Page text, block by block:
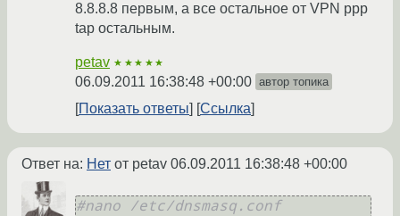
8.8.8.8 первым, а все остальное от VPN ppp
tap остальным.
petav ★★★★★
06.09.2011 16:38:48 +00:00 автор топика
Показать ответы Ссылка
Ответ на: Нет от petav 06.09.2011 16:38:48 +00:00
#nano /etc/dnsmasq.conf